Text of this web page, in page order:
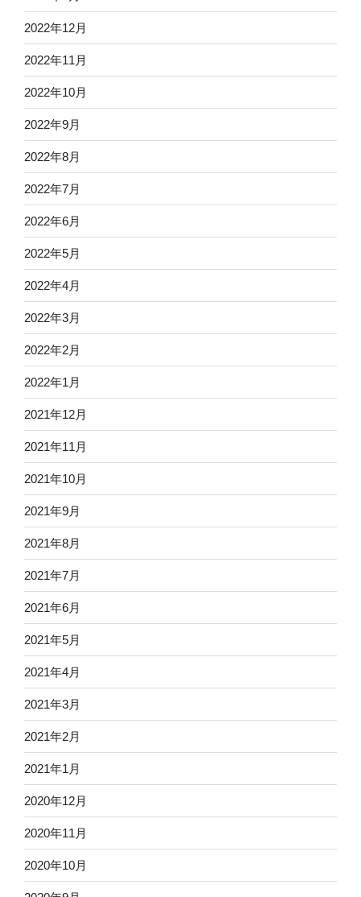
2022年12月
2022年11月
2022年10月
2022年9月
2022年8月
2022年7月
2022年6月
2022年5月
2022年4月
2022年3月
2022年2月
2022年1月
2021年12月
2021年11月
2021年10月
2021年9月
2021年8月
2021年7月
2021年6月
2021年5月
2021年4月
2021年3月
2021年2月
2021年1月
2020年12月
2020年11月
2020年10月